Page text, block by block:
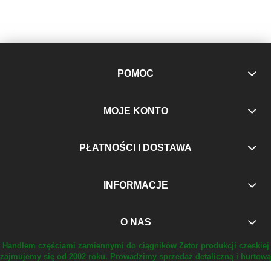
POMOC
MOJE KONTO
PŁATNOŚCI I DOSTAWA
INFORMACJE
O NAS
Handlem częściami zamiennymi do ciągników Zetor produkcji czeskiej
zajmujemy się od 2002 roku. Prowadzimy sprzedaż detaliczną i hurtową